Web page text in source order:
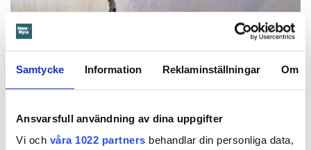
Samtycke Information Reklaminställningar Om
Ansvarsfull användning av dina uppgifter
Vi och våra 1022 partners behandlar din personliga data,
Hyresgästen borde ha upptäckt och larmat om glipan i duschväggen, menar
domstolarna.